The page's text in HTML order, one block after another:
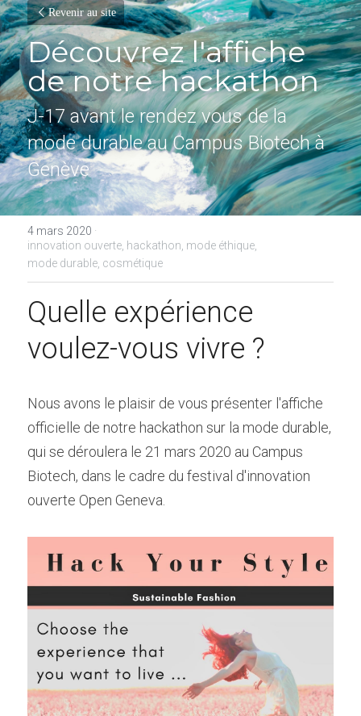
Revenir au site
Découvrez l'affiche
de notre hackathon
J-17 avant le rendez vous de la
mode durable au Campus Biotech à
Genève
4 mars 2020 ·
innovation ouverte, hackathon, mode éthique,
mode durable, cosmétique
Quelle expérience
voulez-vous vivre ?
Nous avons le plaisir de vous présenter l'affiche
officielle de notre hackathon sur la mode durable,
qui se déroulera le 21 mars 2020 au Campus
Biotech, dans le cadre du festival d'innovation
ouverte Open Geneva.